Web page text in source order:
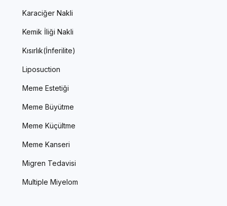
Karaciğer Nakli
Kemik İliği Nakli
Kısırlık(İnferilite)
Liposuction
Meme Estetiği
Meme Büyütme
Meme Küçültme
Meme Kanseri
Migren Tedavisi
Multiple Miyelom